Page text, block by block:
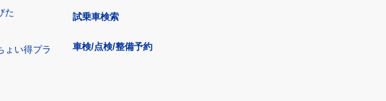
た
ょい得プラ
試乗車検索
車検/点検/整備予約